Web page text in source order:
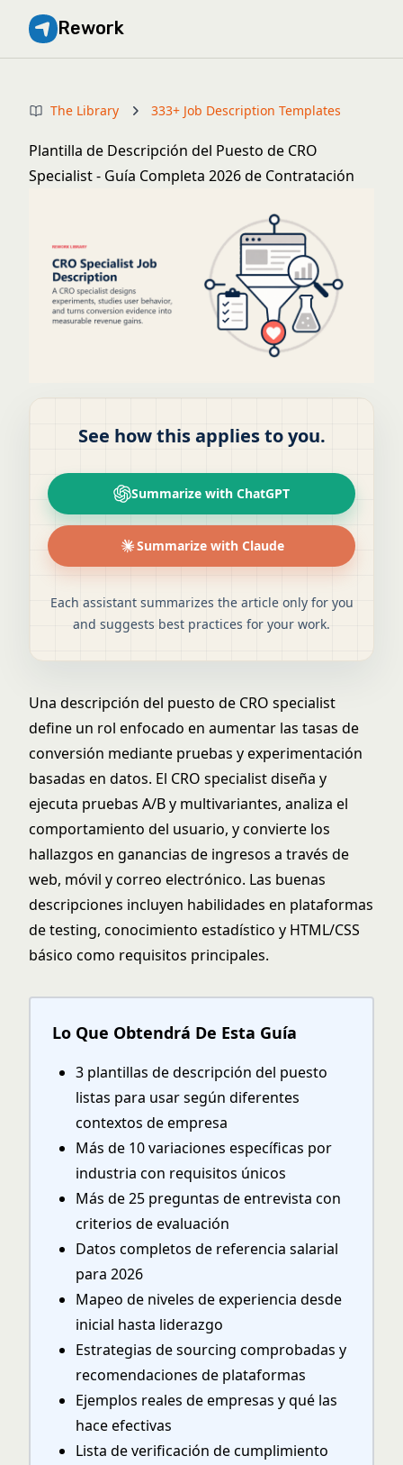
Rework
The Library 333+ Job Description Templates
Plantilla de Descripción del Puesto de CRO
Specialist - Guía Completa 2026 de Contratación
See how this applies to you.
Summarize with ChatGPT
Summarize with Claude
Each assistant summarizes the article only for you
and suggests best practices for your work.
Una descripción del puesto de CRO specialist
define un rol enfocado en aumentar las tasas de
conversión mediante pruebas y experimentación
basadas en datos. El CRO specialist diseña y
ejecuta pruebas A/B y multivariantes, analiza el
comportamiento del usuario, y convierte los
hallazgos en ganancias de ingresos a través de
web, móvil y correo electrónico. Las buenas
descripciones incluyen habilidades en plataformas
de testing, conocimiento estadístico y HTML/CSS
básico como requisitos principales.
Lo Que Obtendrá De Esta Guía
3 plantillas de descripción del puesto
listas para usar según diferentes
contextos de empresa
Más de 10 variaciones específicas por
industria con requisitos únicos
Más de 25 preguntas de entrevista con
criterios de evaluación
Datos completos de referencia salarial
para 2026
Mapeo de niveles de experiencia desde
inicial hasta liderazgo
Estrategias de sourcing comprobadas y
recomendaciones de plataformas
Ejemplos reales de empresas y qué las
hace efectivas
Lista de verificación de cumplimiento